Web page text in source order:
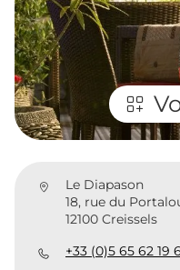
Le Diapason
18, rue du
12100 Creissels
+33 (0)5 65 62 19